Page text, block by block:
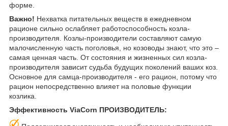
форме.
Важно! Нехватка питательных веществ в ежедневном
рационе сильно ослабляет работоспособность козла-
производителя. Козлы-производители составляют самую
малочисленную часть поголовья, но козоводы знают, что это –
самая ценная часть. От состояния и жизненных сил козла-
производителя зависит судьба будущих поколений ваших коз.
Основное для самца-производителя - его рацион, потому что
рацион непосредственно влияет на половые функции
козлика.
Эффективность ViaCorn ПРОИЗВОДИТЕЛЬ: